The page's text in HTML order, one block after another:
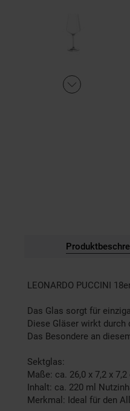
LEONARDO PUCCINI
Das Glas sorgt für
Diese Gläser wirkt durch
Das Besondere an
Sektglas:
Maße: ca. 26,0 x 7,2 x 7,2
Inhalt: ca. 220 ml
Merkmal: Ideal für den